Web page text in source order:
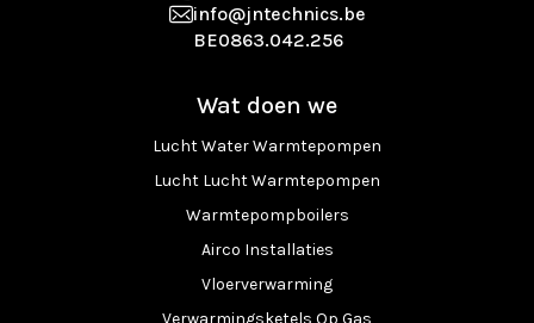
info@jntechnics.be
BE0863.042.256
Wat doen we
Lucht Water Warmtepompen
Lucht Lucht Warmtepompen
Warmtepompboilers
Airco Installaties
Vloerverwarming
Verwarmingsketels Op Gas